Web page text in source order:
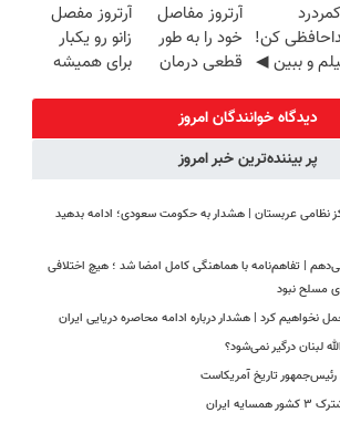
(پرسش‌نامه)
درمان کنی؟
((پرسش‌نامه))
کن!
و ببین ◀
آرتروز مفاصل
خود را به طور
قطعی درمان
◗پرسش‌نامه◖
آرتروز مفصل
زانو رو یکبار
برای همیشه
دیدگاه خوانندگان امروز
پر بیننده‌ترین خبر امروز
نظامی عربستان | هشدار به حکومت سعودی؛ ادامه بدهید
| تفاهم‌نامه با هماهنگی کامل امضا شد ؛ هیچ اختلافی
مسلح نبود
نخواهیم کرد | هشدار درباره ادامه محاصره دریایی ایران
لبنان درگیر نمی‌شود؟
تاریخ آمریکاست
ایران